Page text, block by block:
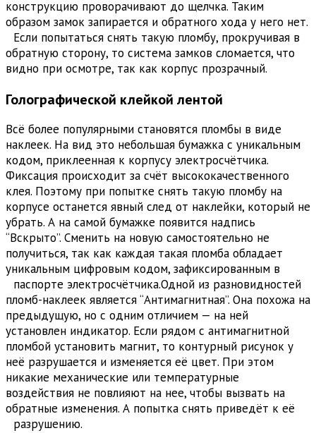
конструкцию проворачивают до щелчка. Таким
образом замок запирается и обратного хода у него нет.
Если попытаться снять такую пломбу, прокручивая в
обратную сторону, то система замков сломается, что
видно при осмотре, так как корпус прозрачный.
Голографической клейкой лентой
Всё более популярными становятся пломбы в виде
наклеек. На вид это небольшая бумажка с уникальным
кодом, приклеенная к корпусу электросчётчика.
Фиксация происходит за счёт высококачественного
клея. Поэтому при попытке снять такую пломбу на
корпусе останется явный след от наклейки, который не
убрать. А на самой бумажке появится надпись
“Вскрыто”. Сменить на новую самостоятельно не
получиться, так как каждая такая пломба обладает
уникальным цифровым кодом, зафиксированным в
паспорте электросчётчика.Одной из разновидностей
пломб-наклеек является “Антимагнитная”. Она похожа на
предыдущую, но с одним отличием — на ней
установлен индикатор. Если рядом с антимагнитной
пломбой установить магнит, то контурный рисунок у
неё разрушается и изменяется её цвет. При этом
никакие механические или температурные
воздействия не повлияют на нее, чтобы вызвать на
обратные изменения. А попытка снять приведёт к её
разрушению.